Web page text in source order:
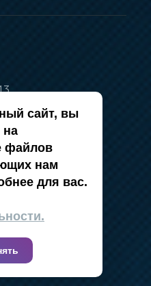
обработки
данных
оферта
Vincci
сайт, вы
на
файлов
нам
для вас.